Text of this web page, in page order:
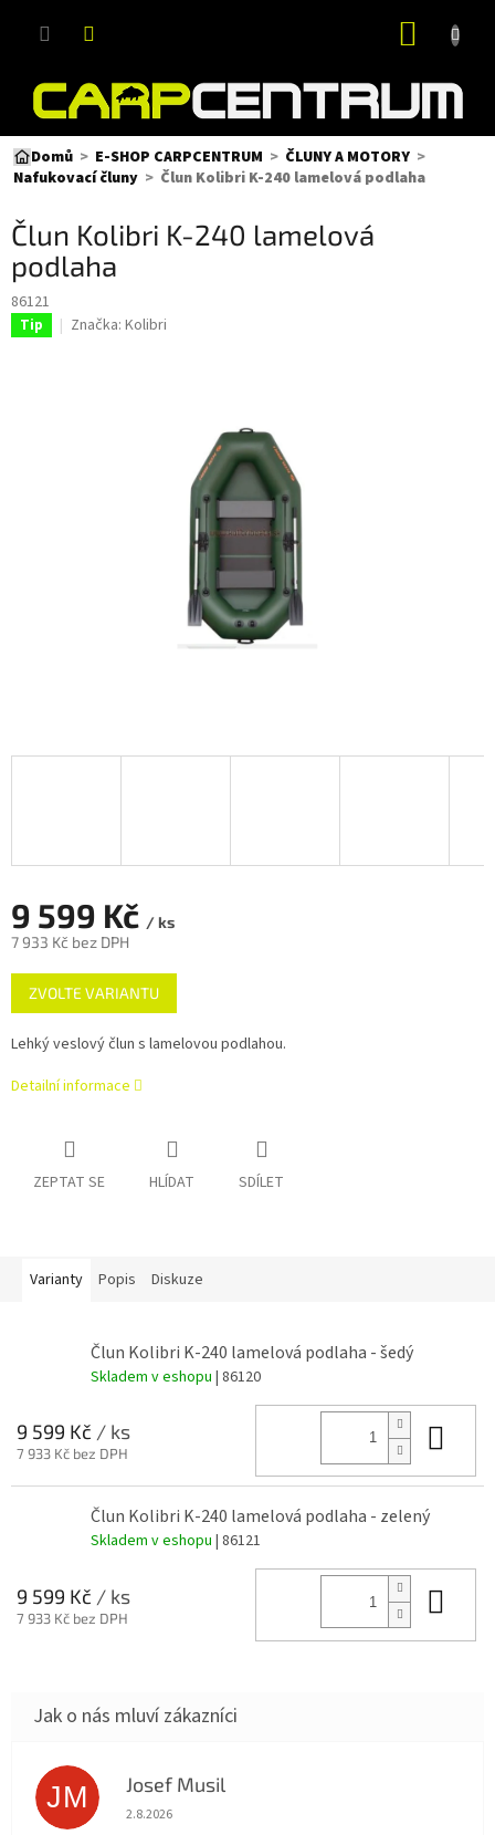
Domů E-SHOP CARPCENTRUM
ČLUNY A MOTORY
Nafukovací čluny
Člun Kolibri K-240 lamelová podlaha
Člun Kolibri K-240 lamelová
podlaha
86121
Tip Značka: Kolibri
9 599 Kč / ks
7 933 Kč bez DPH
Měrná
cena:
ZVOLTE VARIANTU
Lehký veslový člun s lamelovou podlahou.
Detailní informace
ZEPTAT SE HLÍDAT SDÍLET
Varianty Popis Diskuze
Člun Kolibri K-240 lamelová podlaha - šedý
Skladem v eshopu | 86120
9 599 Kč / ks
7 933 Kč bez DPH
Člun Kolibri K-240 lamelová podlaha - zelený
Skladem v eshopu | 86121
9 599 Kč / ks
7 933 Kč bez DPH
JM Josef Musil
Hodnocení obchodu je 5 z 5 hvězdiček.
2.8.2026